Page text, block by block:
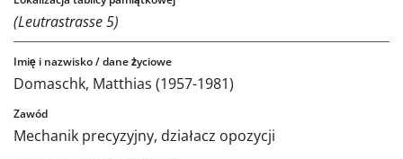
(Leutrastrasse 5)
Domaschk, Matthias (1957-1981)
Mechanik precyzyjny, działacz opozycji